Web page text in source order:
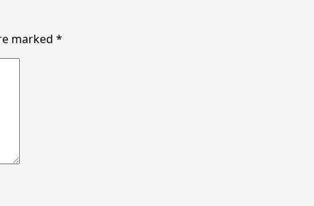
marked *